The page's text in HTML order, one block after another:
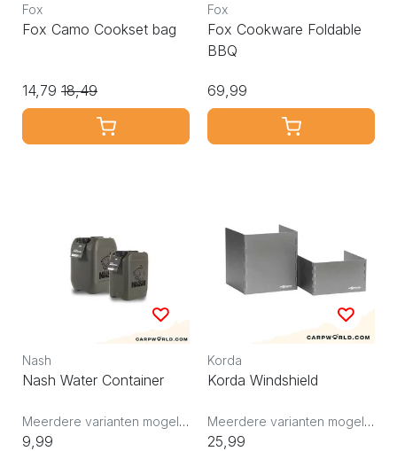
Fox
Fox Camo Cookset bag
14,79 18,49
Fox
Fox Cookware Foldable
BBQ
69,99
Nash
Nash Water Container
Meerdere varianten mogelijk
9,99
Korda
Korda Windshield
Meerdere varianten mogelijk
25,99